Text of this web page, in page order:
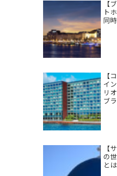
【
ト
同
【
イ
リ
ブ
【
の
と